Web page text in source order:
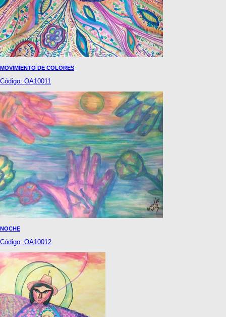
MOVIMIENTO DE COLORES
Código: OA10011
NOCHE
Código: OA10012